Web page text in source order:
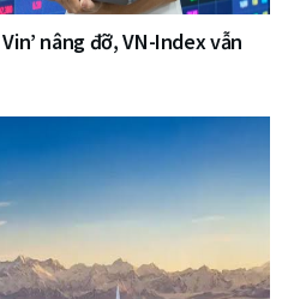
nâng đỡ, VN-Index vẫn